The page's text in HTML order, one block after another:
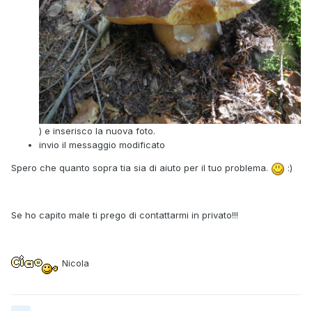
) e inserisco la nuova foto.
invio il messaggio modificato
Spero che quanto sopra tia sia di aiuto per il tuo problema. :)
Se ho capito male ti prego di contattarmi in privato!!!
Nicola